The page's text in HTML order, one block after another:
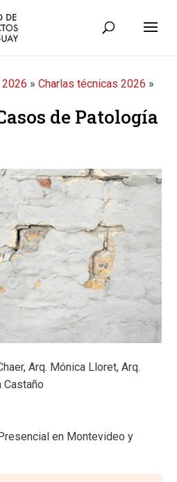
»Charlas técnicas 2026 »
de Patología
Arq. Mónica Lloret, Arq.
Castaño
en Montevideo y